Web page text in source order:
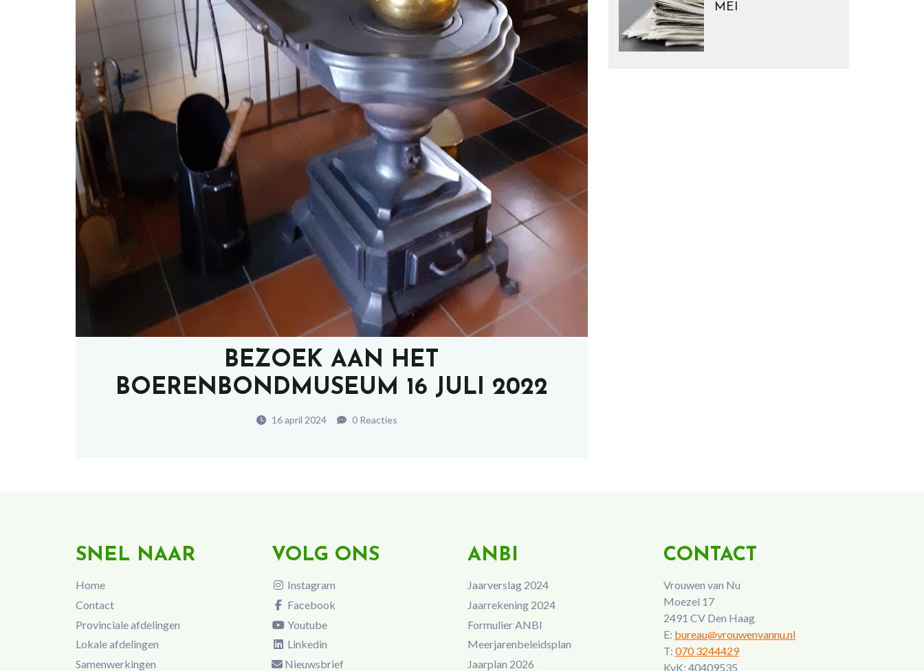
BEZOEK AAN HET
BOERENBONDMUSEUM 16 JULI 2022
16 april 2024 0 Reacties
MEI
SNEL NAAR
Home
Contact
Provinciale afdelingen
Lokale afdelingen
Samenwerkingen
VOLG ONS
Instagram
Facebook
Youtube
Linkedin
Nieuwsbrief
ANBI
Jaarverslag 2024
Jaarrekening 2024
Formulier ANBI
Meerjarenbeleidsplan
Jaarplan 2026
CONTACT
Vrouwen van Nu
Moezel 17
2491 CV Den Haag
E: bureau@vrouwenvannu.nl
T: 070 3244429
KvK: 40409535